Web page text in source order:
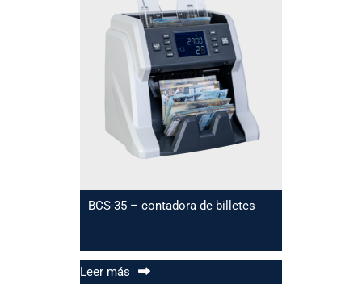
BCS-35 – contadora de billetes
Leer más